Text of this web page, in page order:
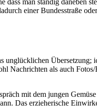
einer Bundesstraße
Nachrichten als auch
mit dem jungen
Das erzieherische